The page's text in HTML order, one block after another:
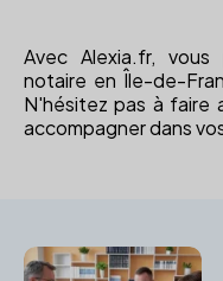
Avec Alexia.fr,
notaire en Île-de-
N'hésitez pas à faire
accompagner dans